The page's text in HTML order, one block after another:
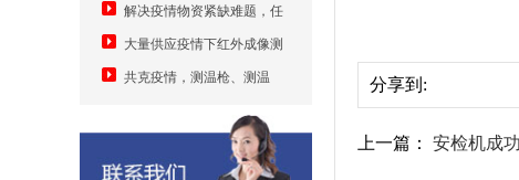
技术转换，为解决疫情物资紧缺
难题，中集发明手机加装模块测
温并自动身份登记上传
解决疫情物资紧缺难题，任
何安卓手机加装测温模块成随手
可用测温仪
大量供应疫情下红外成像测
温设备5万元
共克疫情，测温枪、测温 分享到:
上一篇： 安检机成